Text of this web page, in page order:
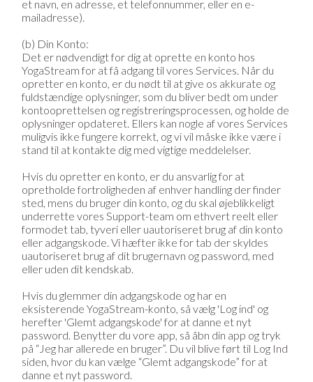
et navn, en adresse, et telefonnummer, eller en e-
mailadresse).
(b) Din Konto:
Det er nødvendigt for dig at oprette en konto hos
YogaStream for at få adgang til vores Services. Når du
opretter en konto, er du nødt til at give os akkurate og
fuldstændige oplysninger, som du bliver bedt om under
kontooprettelsen og registreringsprocessen, og holde de
oplysninger opdateret. Ellers kan nogle af vores Services
muligvis ikke fungere korrekt, og vi vil måske ikke være i
stand til at kontakte dig med vigtige meddelelser.
Hvis du opretter en konto, er du ansvarlig for at
opretholde fortroligheden af enhver handling der finder
sted, mens du bruger din konto, og du skal øjeblikkeligt
underrette vores Support-team om ethvert reelt eller
formodet tab, tyveri eller uautoriseret brug af din konto
eller adgangskode. Vi hæfter ikke for tab der skyldes
uautoriseret brug af dit brugernavn og password, med
eller uden dit kendskab.
Hvis du glemmer din adgangskode og har en
eksisterende YogaStream-konto, så vælg 'Log ind' og
herefter 'Glemt adgangskode' for at danne et nyt
password. Benytter du vore app, så åbn din app og tryk
på “Jeg har allerede en bruger”. Du vil blive ført til Log Ind
siden, hvor du kan vælge “Glemt adgangskode” for at
danne et nyt password.